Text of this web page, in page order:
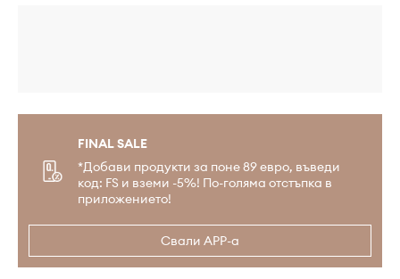
FINAL SALE
*Добави продукти за поне 89 евро, въведи
код: FS и вземи -5%! По-голяма отстъпка в
приложението!
Свали APP-а